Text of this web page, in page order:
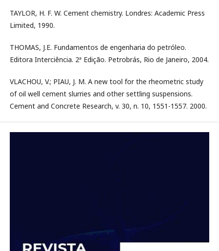
TAYLOR, H. F. W. Cement chemistry. Londres: Academic Press
Limited, 1990.
THOMAS, J.E. Fundamentos de engenharia do petróleo.
Editora Interciência. 2ª Edição. Petrobrás, Rio de Janeiro, 2004.
VLACHOU, V.; PIAU, J. M. A new tool for the rheometric study
of oil well cement slurries and other settling suspensions.
Cement and Concrete Research, v. 30, n. 10, 1551-1557. 2000.